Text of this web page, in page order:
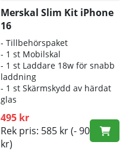
Merskal Slim Kit iPhone
16
- Tillbehörspaket
- 1 st Mobilskal
- 1 st Laddare 18w för snabb
laddning
- 1 st Skärmskydd av härdat
glas
495 kr
Rek pris: 585 kr(- 90
kr)